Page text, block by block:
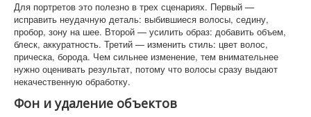
Для портретов это полезно в трех сценариях. Первый —
исправить неудачную деталь: выбившиеся волосы, седину,
пробор, зону на шее. Второй — усилить образ: добавить объем,
блеск, аккуратность. Третий — изменить стиль: цвет волос,
прическа, борода. Чем сильнее изменение, тем внимательнее
нужно оценивать результат, потому что волосы сразу выдают
некачественную обработку.
Фон и удаление объектов